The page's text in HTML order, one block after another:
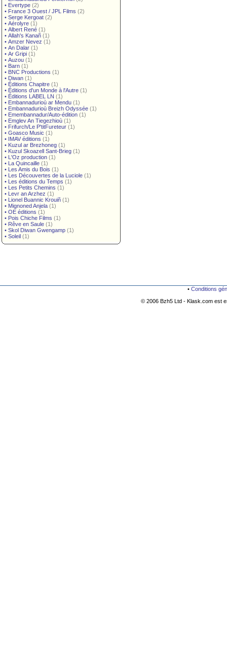
• Evertype (2)
• France 3 Ouest / JPL Films (2)
• Serge Kergoat (2)
• Aérolyre (1)
• Albert René (1)
• Allah's Kanañ (1)
• Amzer Nevez (1)
• An Dalar (1)
• Ar Gripi (1)
• Auzou (1)
• Barn (1)
• BNC Productions (1)
• Diwan (1)
• Éditions Chapitre (1)
• Éditions d'un Monde à l'Autre (1)
• Éditions LABEL LN (1)
• Embannadurioù ar Mendu (1)
• Embannadurioù Breizh Odyssée (1)
• Emembannadur/Auto-édition (1)
• Emglev An Tiegezhioù (1)
• Frifurch/Le P'titFureteur (1)
• Goasco Music (1)
• IMAV éditions (1)
• Kuzul ar Brezhoneg (1)
• Kuzul Skoazell Sant-Brieg (1)
• L'Oz production (1)
• La Quincaille (1)
• Les Amis du Bois (1)
• Les Découvertes de la Luciole (1)
• Les éditions du Temps (1)
• Les Petits Chemins (1)
• Levr an Arzhez (1)
• Lionel Buannic Krouiñ (1)
• Mignoned Anjela (1)
• OE éditions (1)
• Pois Chiche Films (1)
• Rêve en Saule (1)
• Skol Diwan Gwengamp (1)
• Soleil (1)
•Conditions
© 2006 Bzh5 Ltd - Klask.com est